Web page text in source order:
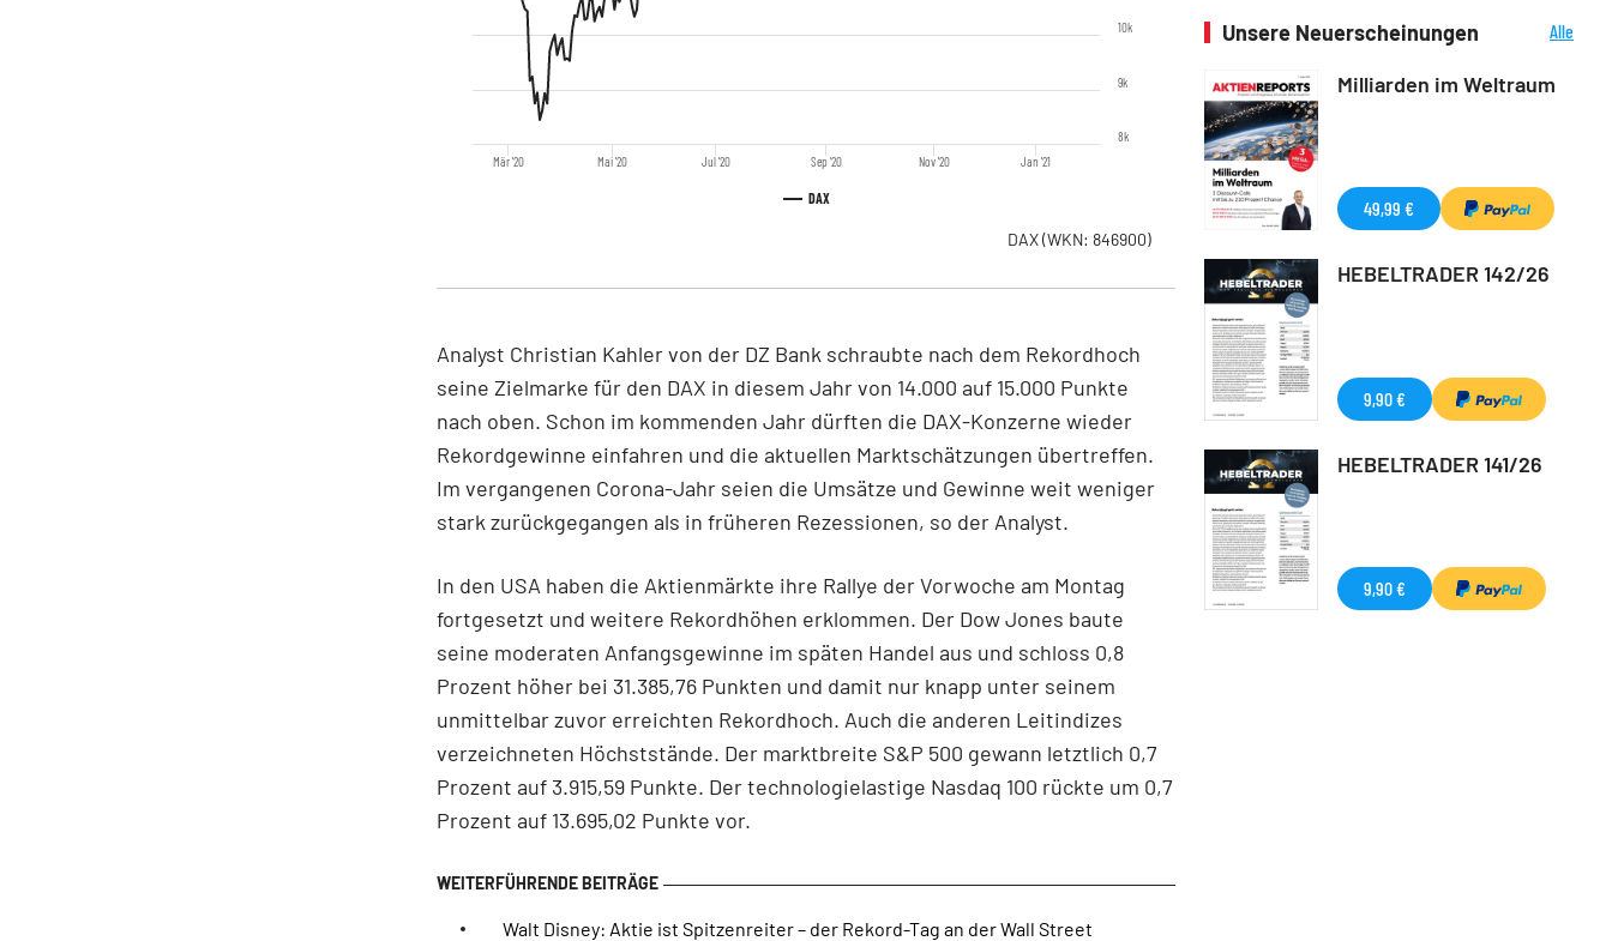
DAX
Mär '20 Mai '20 Jul '20 Sep '20 Nov '20 Jan '21
8k
9k
10k
DAX(WKN: 846900)
Analyst Christian Kahler von der DZ Bank schraubte nach dem Rekordhoch
seine Zielmarke für den DAX in diesem Jahr von 14.000 auf 15.000 Punkte
nach oben. Schon im kommenden Jahr dürften die DAX-Konzerne wieder
Rekordgewinne einfahren und die aktuellen Marktschätzungen übertreffen.
Im vergangenen Corona-Jahr seien die Umsätze und Gewinne weit weniger
stark zurückgegangen als in früheren Rezessionen, so der Analyst.
In den USA haben die Aktienmärkte ihre Rallye der Vorwoche am Montag
fortgesetzt und weitere Rekordhöhen erklommen. Der Dow Jones baute
seine moderaten Anfangsgewinne im späten Handel aus und schloss 0,8
Prozent höher bei 31.385,76 Punkten und damit nur knapp unter seinem
unmittelbar zuvor erreichten Rekordhoch. Auch die anderen Leitindizes
verzeichneten Höchststände. Der marktbreite S&P 500 gewann letztlich 0,7
Prozent auf 3.915,59 Punkte. Der technologielastige Nasdaq 100 rückte um 0,7
Prozent auf 13.695,02 Punkte vor.
Walt Disney: Aktie ist Spitzenreiter – der Rekord-Tag an der Wall Street
Unsere Neuerscheinungen
Alle
Milliarden im Weltraum
49,99 €
HEBELTRADER 142/26
9,90 €
HEBELTRADER 141/26
9,90 €